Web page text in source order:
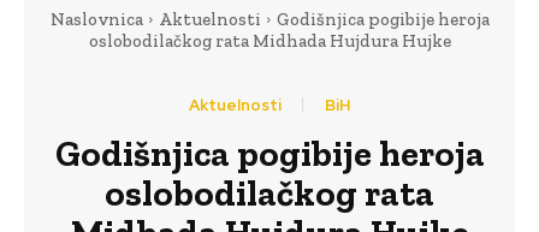
Naslovnica Aktuelnosti
Godišnjica pogibije heroja
oslobodilačkog rata Midhada Hujdura Hujke
Aktuelnosti BiH
Godišnjica pogibije heroja
oslobodilačkog rata